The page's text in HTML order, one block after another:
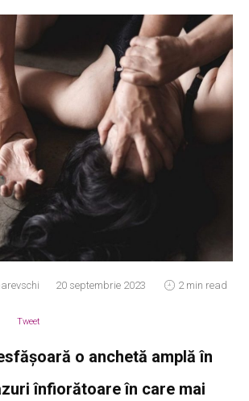
20 septembrie 2023 2 min read
Tweet
o anchetă amplă în
înfiorătoare în care mai